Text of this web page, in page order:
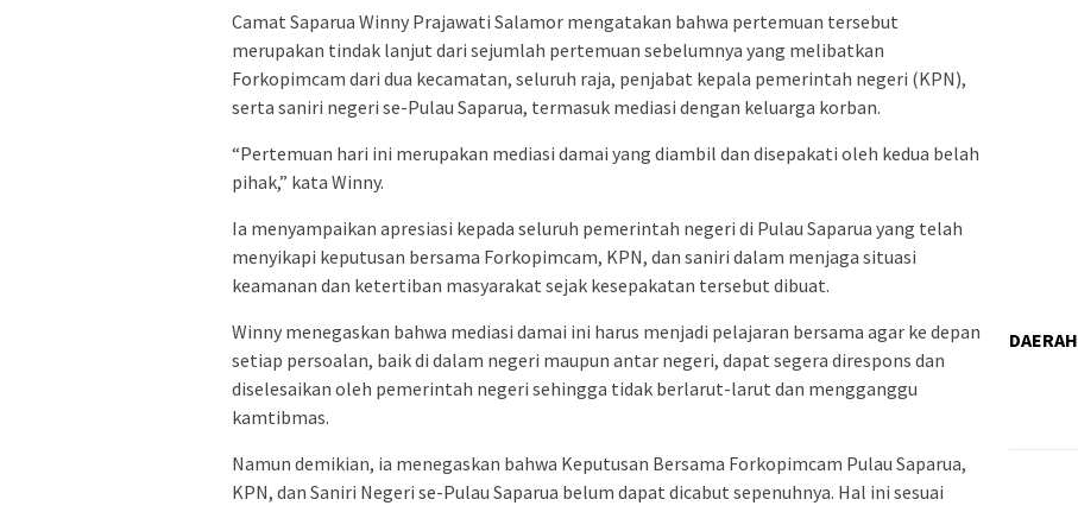
Camat Saparua Winny Prajawati Salamor mengatakan bahwa pertemuan tersebut
merupakan tindak lanjut dari sejumlah pertemuan sebelumnya yang melibatkan
Forkopimcam dari dua kecamatan, seluruh raja, penjabat kepala pemerintah negeri (KPN),
serta saniri negeri se-Pulau Saparua, termasuk mediasi dengan keluarga korban.
“Pertemuan hari ini merupakan mediasi damai yang diambil dan disepakati oleh kedua belah
pihak,” kata Winny.
Ia menyampaikan apresiasi kepada seluruh pemerintah negeri di Pulau Saparua yang telah
menyikapi keputusan bersama Forkopimcam, KPN, dan saniri dalam menjaga situasi
keamanan dan ketertiban masyarakat sejak kesepakatan tersebut dibuat.
Winny menegaskan bahwa mediasi damai ini harus menjadi pelajaran bersama agar ke depan
setiap persoalan, baik di dalam negeri maupun antar negeri, dapat segera direspons dan
diselesaikan oleh pemerintah negeri sehingga tidak berlarut-larut dan mengganggu
kamtibmas.
Namun demikian, ia menegaskan bahwa Keputusan Bersama Forkopimcam Pulau Saparua,
KPN, dan Saniri Negeri se-Pulau Saparua belum dapat dicabut sepenuhnya. Hal ini sesuai
DAERAH